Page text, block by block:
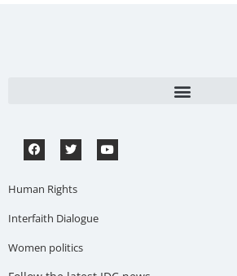
Human Rights
Interfaith Dialogue
Women politics